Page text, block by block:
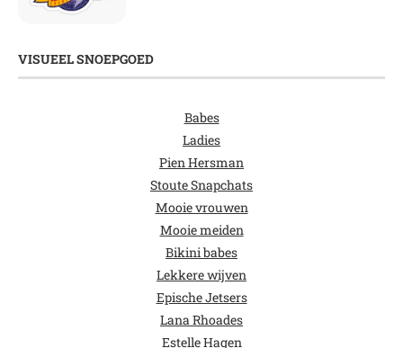
VISUEEL SNOEPGOED
Babes
Ladies
Pien Hersman
Stoute Snapchats
Mooie vrouwen
Mooie meiden
Bikini babes
Lekkere wijven
Epische Jetsers
Lana Rhoades
Estelle Hagen